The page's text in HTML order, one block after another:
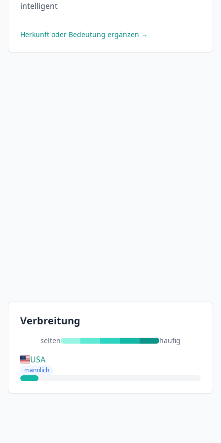
intelligent
Herkunft oder Bedeutung ergänzen →
Verbreitung
selten häufig
USA
männlich